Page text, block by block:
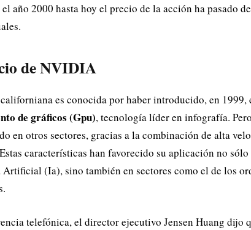
año 2000 hasta hoy el precio de la acción ha pasado
de NVIDIA
es conocida por haber introducido, en 1999,
de gráficos (Gpu), tecnología líder en infografía.
en otros sectores, gracias a la combinación de alta
características han favorecido su aplicación no
(Ia), sino también en sectores como el de los
telefónica, el director ejecutivo Jensen Huang dijo